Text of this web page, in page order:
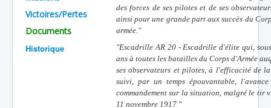
Doctrines
Les As
Victoires/Pertes
Documents
Historique
des forces de ses pilotes et de ses
ainsi pour une grande part aux succès du
armée."
"Escadrille AR 20 - Escadrille d'élite qui,
ans à toutes les batailles du Corps d'Armée
ses observateurs et pilotes, à l'efficacité de
suivi, par un temps épouvantable,
commandement sur la situation, malgré le tir
11 novembre 1917 "